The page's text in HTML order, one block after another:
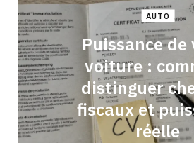
AUTO
Puissance
voiture :
distinguer
fiscaux et
réelle